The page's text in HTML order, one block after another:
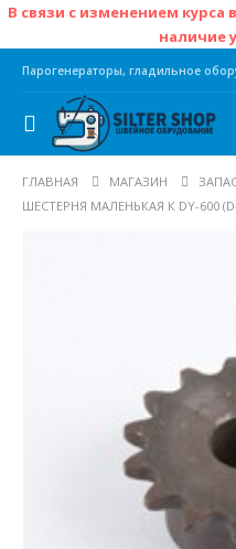
В связи с изменением
наличие
Парогенераторы, гладильное
ГЛАВНАЯ МАГАЗИН
ШЕСТЕРНЯ МАЛЕНЬКАЯ К DY-600